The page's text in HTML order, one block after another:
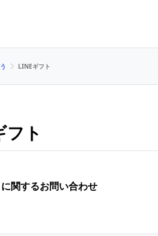
LINEギフト
フト
関するお問い合わせ